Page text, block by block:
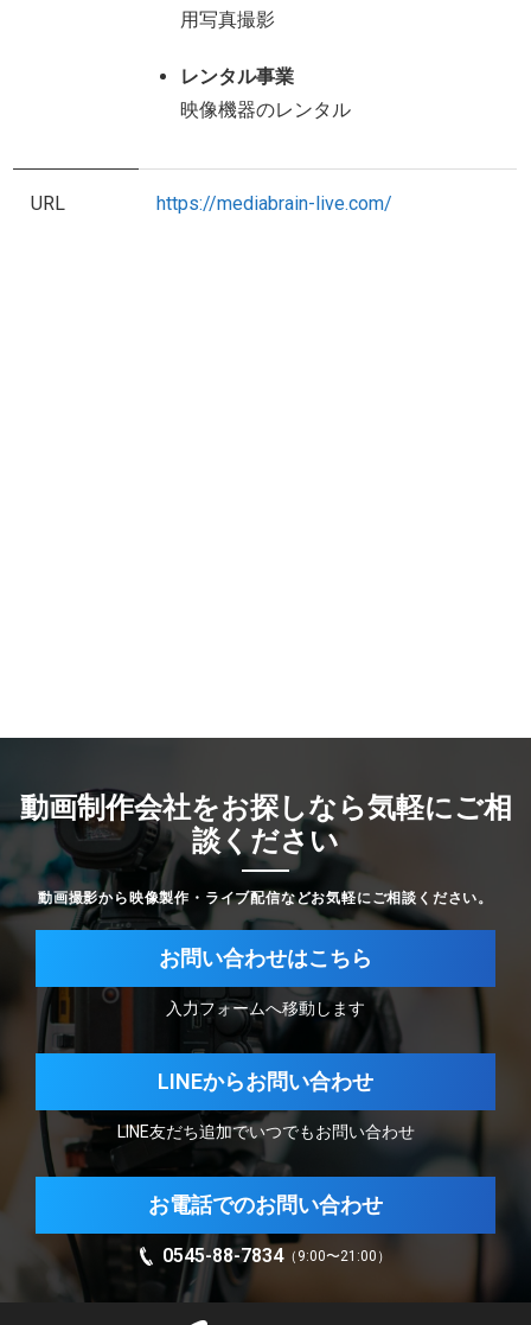
用写真撮影
レンタル事業
映像機器のレンタル
URL https://mediabrain-live.com/
動画制作会社をお探しなら気軽にご相
談ください
動画撮影から映像製作・ライブ配信などお気軽にご相談ください。
お問い合わせはこちら
入力フォームへ移動します
LINEからお問い合わせ
LINE友だち追加でいつでもお問い合わせ
お電話でのお問い合わせ
0545-88-7834（9:00〜21:00）